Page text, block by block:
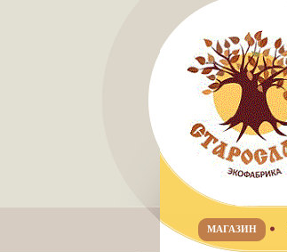
МАГАЗИН